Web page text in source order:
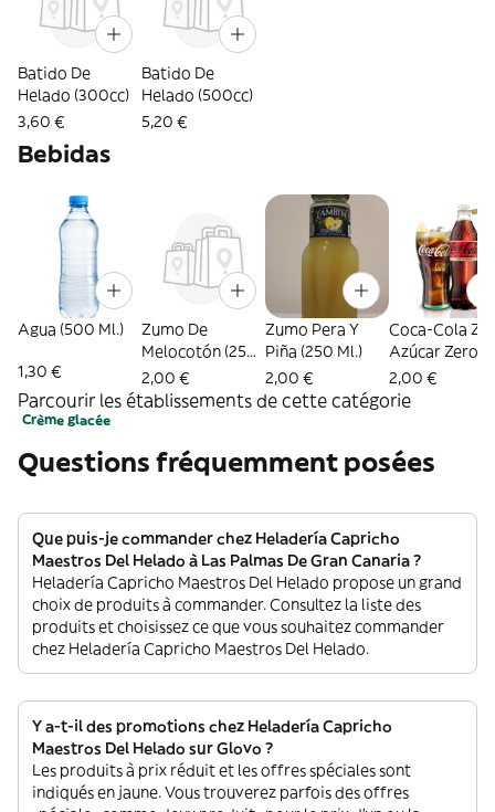
Batido De
Helado (300cc)
3,60 €
Batido De
Helado (500cc)
5,20 €
Bebidas
Agua (500 Ml.)
1,30 €
Zumo De
Melocotón (250
Ml.)
2,00 €
Zumo Pera Y
Piña (250 Ml.)
2,00 €
Coca-Cola
Azúcar Zero
Cafeína
500ml.
2,00 €
Parcourir les établissements de cette catégorie
Crème glacée
Questions fréquemment posées
Que puis-je commander chez Heladería Capricho
Maestros Del Helado à Las Palmas De Gran Canaria ?
Heladería Capricho Maestros Del Helado propose un grand
choix de produits à commander. Consultez la liste des
produits et choisissez ce que vous souhaitez commander
chez Heladería Capricho Maestros Del Helado.
Y a-t-il des promotions chez Heladería Capricho
Maestros Del Helado sur Glovo ?
Les produits à prix réduit et les offres spéciales sont
indiqués en jaune. Vous trouverez parfois des offres